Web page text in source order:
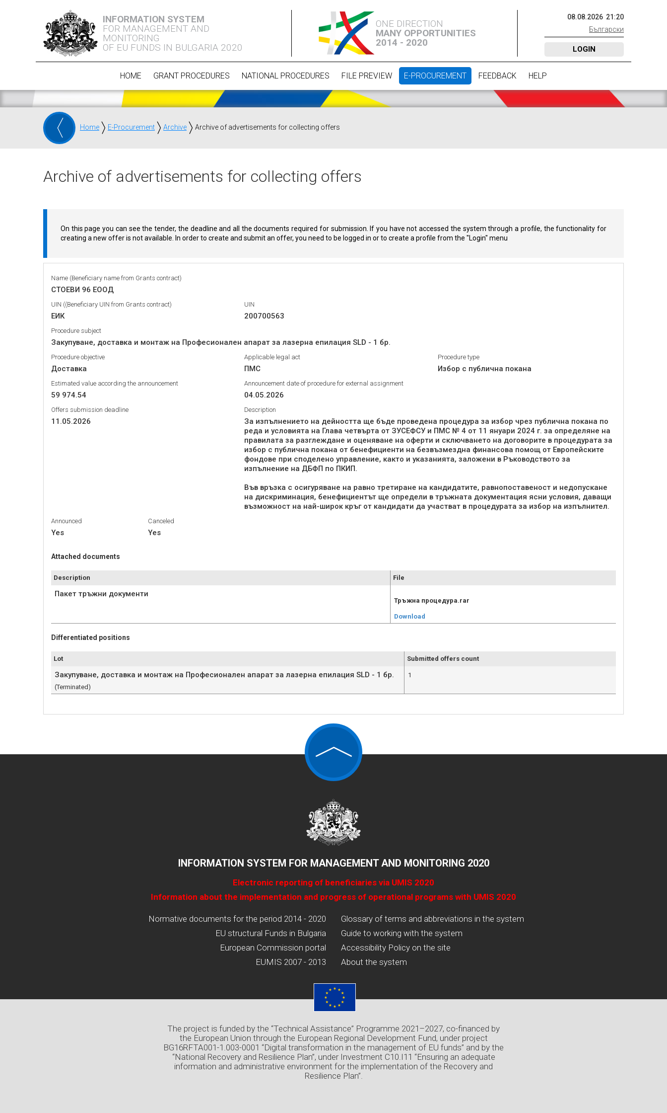
INFORMATION SYSTEM
FOR MANAGEMENT AND
MONITORING
OF EU FUNDS IN BULGARIA 2020
ONE DIRECTION
MANY OPPORTUNITIES
2014 - 2020
08.08.2026 21 :20
Български
LOGIN
HOME GRANT PROCEDURES NATIONAL PROCEDURES FILE PREVIEW E-PROCUREMENT FEEDBACK HELP
Home E-Procurement Archive Archive of advertisements for collecting offers
Archive of advertisements for collecting offers
On this page you can see the tender, the deadline and all the documents required for submission. If you have not accessed the system through a profile, the functionality for
creating a new offer is not available. In order to create and submit an offer, you need to be logged in or to create a profile from the "Login" menu
Name (Beneficiary name from Grants contract)
СТОЕВИ 96 ЕООД
UIN ((Beneficiary UIN from Grants contract)
ЕИК
UIN
200700563
Procedure subject
Закупуване, доставка и монтаж на Професионален апарат за лазерна епилация SLD - 1 бр.
Procedure objective
Доставка
Applicable legal act
ПМС
Procedure type
Избор с публична покана
Estimated value according the announcement
59 974.54
Announcement date of procedure for external assignment
04.05.2026
Offers submission deadline
11.05.2026
Description
За изпълнението на дейността ще бъде проведена процедура за избор чрез публична покана по
реда и условията на Глава четвърта от ЗУСЕФСУ и ПМС № 4 от 11 януари 2024 г. за определяне на
правилата за разглеждане и оценяване на оферти и сключването на договорите в процедурата за
избор с публична покана от бенефициенти на безвъзмездна финансова помощ от Европейските
фондове при споделено управление, както и указанията, заложени в Ръководството за
изпълнение на ДБФП по ПКИП.
Във връзка с осигуряване на равно третиране на кандидатите, равнопоставеност и недопускане
на дискриминация, бенефициентът ще определи в тръжната документация ясни условия, даващи
възможност на най-широк кръг от кандидати да участват в процедурата за избор на изпълнител.
Announced
Yes
Canceled
Yes
Attached documents
Description File
Пакет тръжни документи
Тръжна процедура.rar
Download
Differentiated positions
Lot Submitted offers count
Закупуване, доставка и монтаж на Професионален апарат за лазерна епилация SLD - 1 бр.
(Terminated)
1
INFORMATION SYSTEM FOR MANAGEMENT AND MONITORING 2020
Electronic reporting of beneficiaries via UMIS 2020
Information about the implementation and progress of operational programs with UMIS 2020
Normative documents for the period 2014 - 2020
EU structural Funds in Bulgaria
European Commission portal
EUMIS 2007 - 2013
Glossary of terms and abbreviations in the system
Guide to working with the system
Accessibility Policy on the site
About the system
The project is funded by the “Technical Assistance” Programme 2021–2027, co-financed by
the European Union through the European Regional Development Fund, under project
BG16RFTA001-1.003-0001 “Digital transformation in the management of EU funds” and by the
“National Recovery and Resilience Plan”, under Investment C10.I11 “Ensuring an adequate
information and administrative environment for the implementation of the Recovery and
Resilience Plan”.